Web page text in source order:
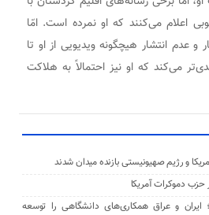
اعلام می‌کنند که او نمرده است. امّا
و عدم انتشار هیچگونه ویدیویی از او تا
می‌کند که او نیز احتمالاً به هلاکت
و رژیم صهیونیستی بازنده میدان شدند
دموکرات آمریکا
ایران و عراق همکاری‌های دانشگاهی را توسعه